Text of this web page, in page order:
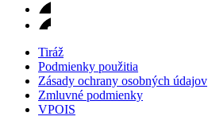
Tiráž
Podmienky použitia
Zásady ochrany osobných údajov
Zmluvné podmienky
VPOIS